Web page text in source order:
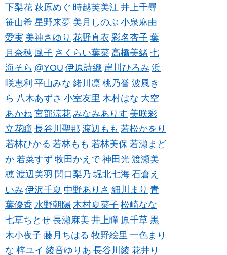
下梨花 萩原めぐ 時越芙美江 井上千尋
笹山希 星野来夢 美月しのぶ 小泉麻由
愛実 美神さゆり 花野真衣 彩名杏子 葉
月奈穂 風子 さくらい葉菜 高橋美緒 七
海そら @YOU 伊原詩織 岸川ひろみ 浜
咲恵利 平山みな 緒川凛 桃乃誉 波風き
ら 八木あずさ 小室友里 木村はな 大空
あかね 宮部涼花 みなみありす 美咲彩
立花瞳 長谷川聖那 渡辺もも 若松かをり
若林ひかる 若林もも 若林美保 若瀬まど
か 若菜すず 牧田かえで 神田光 渡瀬美
穂 渡辺美羽 関口梨乃 堀北七海 石倉え
いみ 伊沢千夏 中野ありさ 細川まり 青
葉優香 水野朝陽 木村夏菜子 松崎なな
七草ちとせ 長瀬麻美 井上瞳 原千草 黒
木小夜子 藤月ちはる 牧野絵里 一色まり
な 梓ユイ 綾音ゆりあ 長谷川綾 花井り